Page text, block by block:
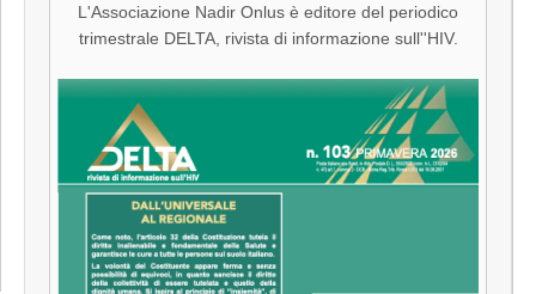
L'Associazione Nadir Onlus è editore del periodico
trimestrale DELTA, rivista di informazione sull''HIV.